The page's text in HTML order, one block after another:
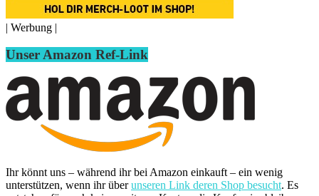
| Werbung |
Unser Amazon Ref-Link
Ihr könnt uns – während ihr bei Amazon einkauft – ein wenig
unterstützen, wenn ihr überunseren Link deren Shop besucht. Es